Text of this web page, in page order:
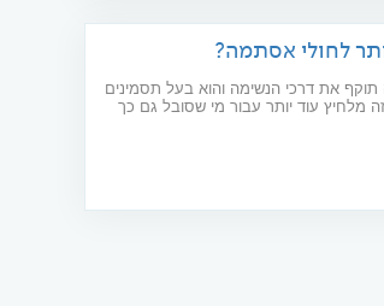
לחולי אסתמה?
תוקף את דרכי הנשימה והוא בעל תסמינים
מלחיץ עוד יותר עבור מי שסובל גם כך
שהקורונה, למרות כל יחסי הציבור שלה,
מספיק אינפורמציה לגביה